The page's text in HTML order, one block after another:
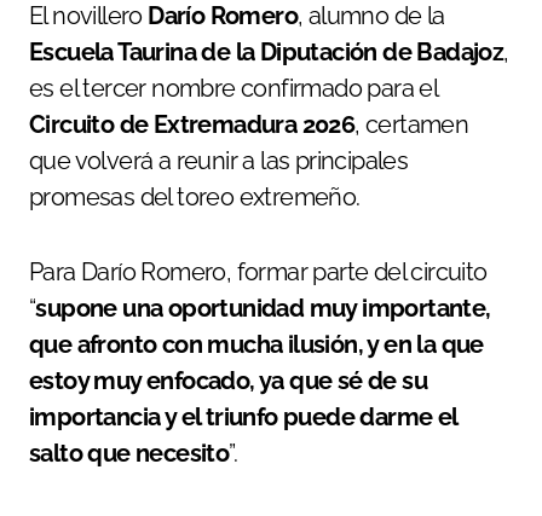
El novillero Darío Romero, alumno de la
Escuela Taurina de la Diputación de Badajoz,
es el tercer nombre confirmado para el
Circuito de Extremadura 2026, certamen
que volverá a reunir a las principales
promesas del toreo extremeño.
Para Darío Romero, formar parte del circuito
“supone una oportunidad muy importante,
que afronto con mucha ilusión, y en la que
estoy muy enfocado, ya que sé de su
importancia y el triunfo puede darme el
salto que necesito”.